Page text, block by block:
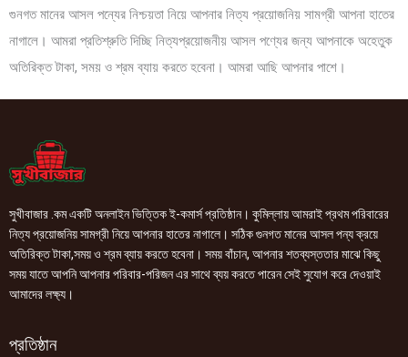
গুনগত মানের আসল পন্যের নিশ্চয়তা নিয়ে আপনার নিত্য প্রয়োজনিয় সামগ্রী আপনা হাতের
নাগালে। আমরা প্রতিশ্রুতি দিচ্ছি নিত্যপ্রয়োজনীয় আসল পণ্যের জন্য আপনাকে অহেতুক
অতিরিক্ত টাকা, সময় ও শ্রম ব্যায় করতে হবেনা। আমরা আছি আপনার পাশে।
সুখীবাজার .কম একটি অনলাইন ভিত্তিক ই-কমার্স প্রতিষ্ঠান। কুমিল্লায় আমরাই প্রথম পরিবারের
নিত্য প্রয়োজনিয় সামগ্রী নিয়ে আপনার হাতের নাগালে। সঠিক গুনগত মানের আসল পন্য ক্রয়ে
অতিরিক্ত টাকা,সময় ও শ্রম ব্যায় করতে হবেনা। সময় বাঁচান, আপনার শতব্যস্ততার মাঝে কিছু
সময় যাতে আপনি আপনার পরিবার-পরিজন এর সাথে ব্যয় করতে পারেন সেই সুযোগ করে দেওয়াই
আমাদের লক্ষ্য।
প্রতিষ্ঠান